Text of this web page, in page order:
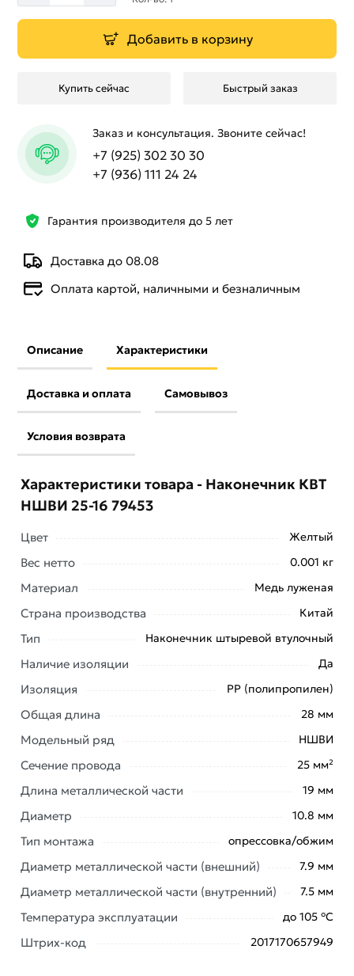
Гарантия производителя до 5 лет
Доставка до 08.08
Оплата картой, наличными и безналичным
Добавить в корзину
Купить сейчас Быстрый заказ
Заказ и консультация. Звоните сейчас!
+7 (925) 302 30 30
+7 (936) 111 24 24
Описание Характеристики
Доставка и оплата Самовывоз
Условия возврата
НШВИ 25-16 79453 из категории
изолированные
действительны в Москве и области.
Наши профессиональные менеджеры обработают
заказ и свяжутся с Вами для согласования условий
онлайн заказа рекомендуем ознакомиться с
описанием, характеристиками и отзывами.
Данний товар от производителя
сертифицирован,
соответствует всем стандартам качества. Возврат
купленного товарa в течение 7 дней (наличие чека
обязательно).
Характеристики товара - Наконечник КВТ
НШВИ 25-16 79453
Цвет Желтый
Вес нетто 0.001 кг
Материал Медь луженая
Страна производства Китай
Тип Наконечник штыревой втулочный
Наличие изоляции Да
Изоляция РР (полипропилен)
Общая длина 28 мм
Модельный ряд НШВИ
Сечение провода 25 мм²
Длина металлической части 19 мм
Диаметр 10.8 мм
Тип монтажа опрессовка/обжим
Диаметр металлической части (внешний) 7.9 мм
Диаметр металлической части (внутренний) 7.5 мм
Температура эксплуатации до 105 °С
Штрих-код 2017170657949